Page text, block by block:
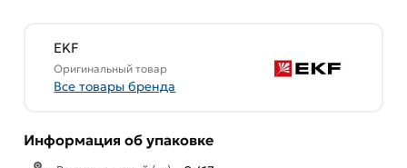
EKF
Оригинальный товар
Все товары бренда
Информация об упаковке